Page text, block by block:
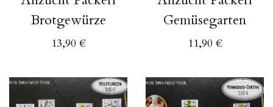
Brotgewürze
13,90 €
Gemüsegarten
11,90 €